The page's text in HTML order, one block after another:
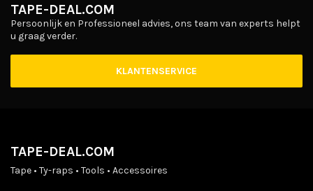
TAPE-DEAL.COM
Persoonlijk en Professioneel advies, ons team van experts helpt
u graag verder.
KLANTENSERVICE
TAPE-DEAL.COM
Tape • Ty-raps • Tools • Accessoires